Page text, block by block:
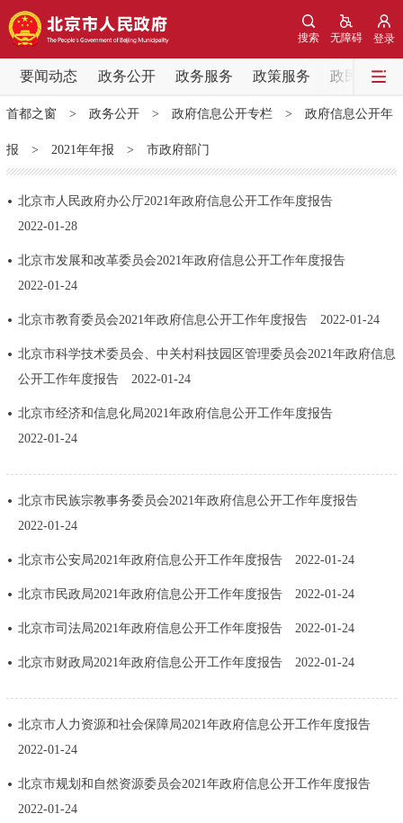
登录
无障碍
搜索
要闻动态 政务公开 政务服务 政策服务 政民互动
要闻动态
党中央精神 国务院信息 中央部委动态
北京要闻 会议信息 部门动态
各区热点
政务公开
市领导 机构职能 政策服务
政策兑现 政策解读
便民服务 利企服务
中介服务 阳光政务
政民互动
12345网上接诉即办 我要咨询 我要建议
走进北京
首都之窗> 政务公开> 政府信息公开专栏> 政府信息公开年
报 > 2021年年报 > 市政府部门
北京市人民政府办公厅2021年政府信息公开工作年度报告
2022-01-28
北京市发展和改革委员会2021年政府信息公开工作年度报告
2022-01-24
北京市教育委员会2021年政府信息公开工作年度报告 2022-01-24
北京市科学技术委员会、中关村科技园区管理委员会2021年政府信息
公开工作年度报告
2022-01-24
北京市经济和信息化局2021年政府信息公开工作年度报告
2022-01-24
北京市民族宗教事务委员会2021年政府信息公开工作年度报告
2022-01-24
北京市公安局2021年政府信息公开工作年度报告 2022-01-24
北京市民政局2021年政府信息公开工作年度报告 2022-01-24
北京市司法局2021年政府信息公开工作年度报告 2022-01-24
北京市财政局2021年政府信息公开工作年度报告 2022-01-24
北京市人力资源和社会保障局2021年政府信息公开工作年度报告
2022-01-24
北京市规划和自然资源委员会2021年政府信息公开工作年度报告
2022-01-24